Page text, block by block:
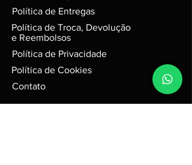
riscos e sinais do tempo, mas
jogos em disco, podem possuir
performance do jogo.
Caixas e Embalagens:
Podem possuir pequenas avarias,
Política de Entregas
Política de Troca, Devolução
e Reembolsos
Política de Privacidade
Política de Cookies
Contato